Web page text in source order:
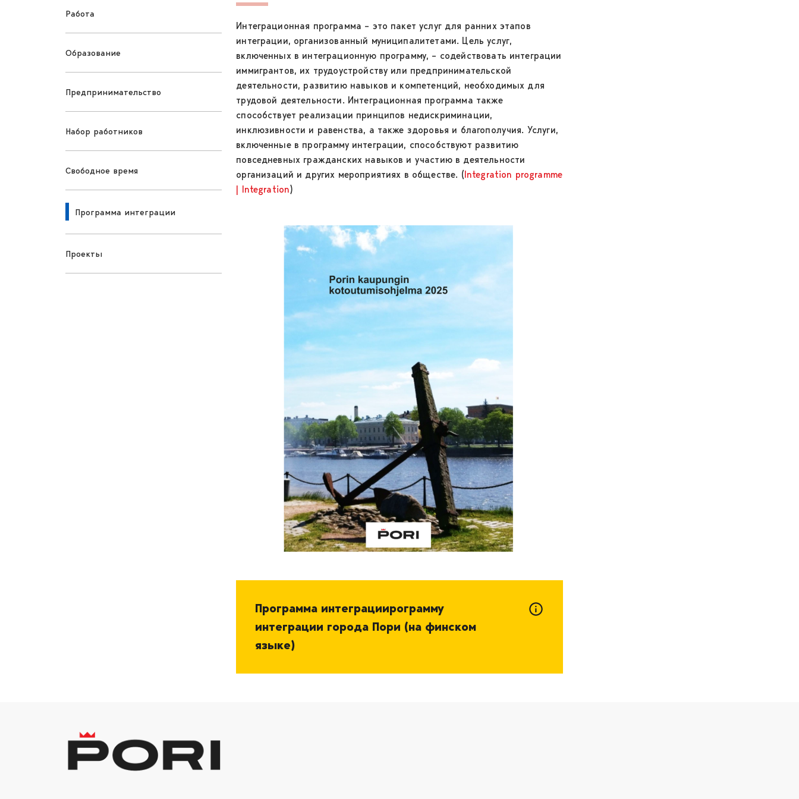
Работа
Образование
Предпринимательство
Набор работников
Свободное время
Программа интеграции
Проекты
Интеграционная программа – это пакет услуг для ранних этапов
интеграции, организованный муниципалитетами. Цель услуг,
включенных в интеграционную программу, – содействовать интеграции
иммигрантов, их трудоустройству или предпринимательской
деятельности, развитию навыков и компетенций, необходимых для
трудовой деятельности. Интеграционная программа также
способствует реализации принципов недискриминации,
инклюзивности и равенства, а также здоровья и благополучия. Услуги,
включенные в программу интеграции, способствуют развитию
повседневных гражданских навыков и участию в деятельности
организаций и других мероприятиях в обществе. (Integration programme
| Integration)
Программа интеграциирограмму
интеграции города Пори (на финском
языке)